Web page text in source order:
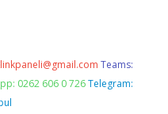
Teams:
0262 606 0 726 Telegram: